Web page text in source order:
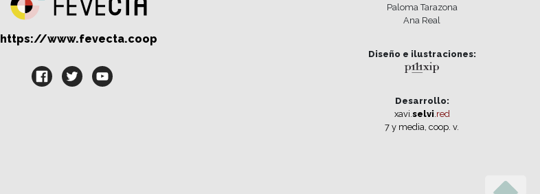
https://www.fevecta.coop
Paloma Tarazona
Ana Real
Diseño e ilustraciones:
Desarrollo:
xavi. selvi red
7 y media, coop. v.